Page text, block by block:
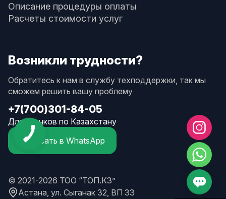
Описание процедуры оплаты
Расчеты стоимости услуг
Возникли трудности?
Обратитесь к нам в службу техподдержки, так мы
сможем решить вашу проблему
+7(700)301-84-05
Для звонков по Казахстану
Написать в WhatsApp
© 2021-2026 ТОО “ТОП.КЗ”
Астана, ул. Сыганак 32, ВП 33